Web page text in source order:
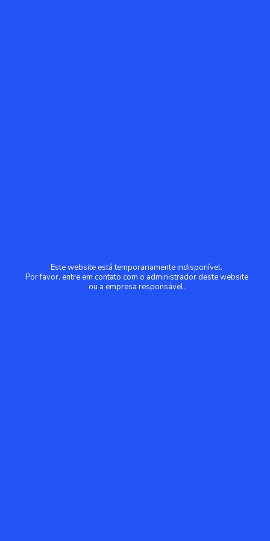
Este website está temporariamente indisponível.
Por favor, entre em contato com o administrador deste website
ou a empresa responsável.